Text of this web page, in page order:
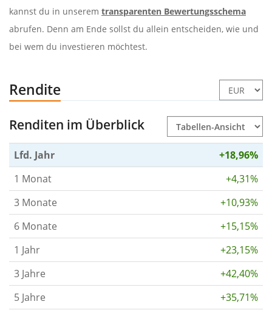
kannst du in unserem transparenten Bewertungsschema
abrufen. Denn am Ende sollst du allein entscheiden, wie und
bei wem du investieren möchtest.
Rendite
Renditen im Überblick
Lfd. Jahr
+18,96%
1 Monat
+4,31%
3 Monate
+10,93%
6 Monate
+15,15%
1 Jahr
+23,15%
3 Jahre
+42,40%
5 Jahre
+35,71%